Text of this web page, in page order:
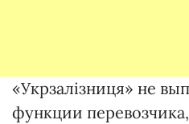
«Укрзалізниця» не
функции